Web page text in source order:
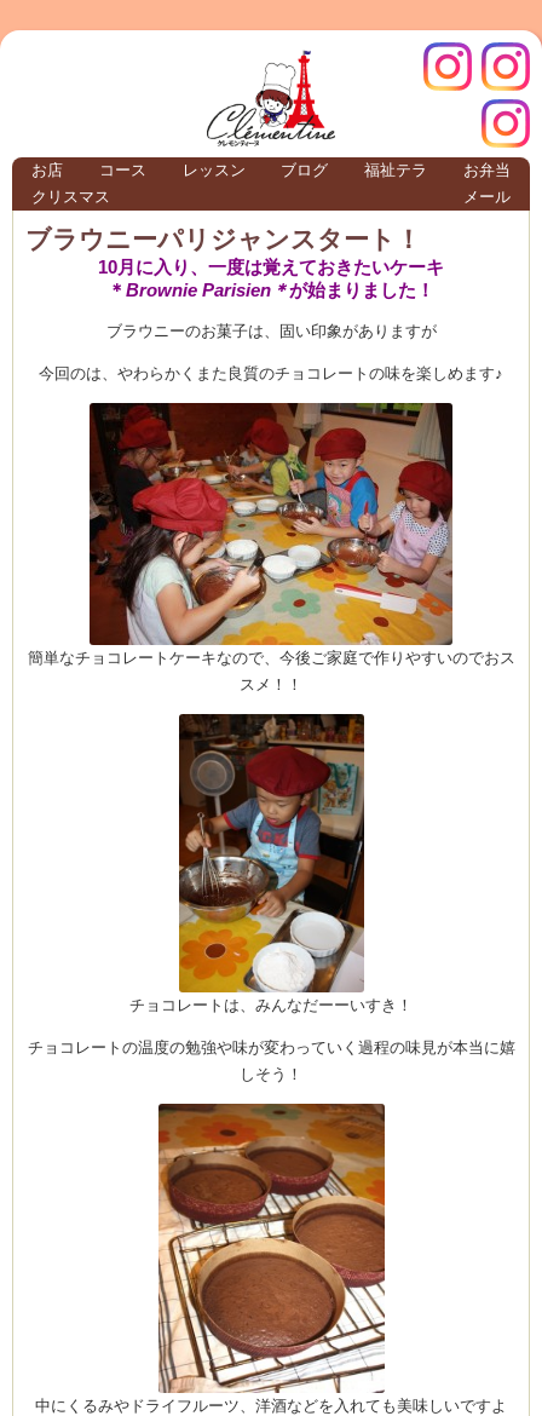
クレモンティーヌ – 新百合ヶ丘の料理教
室・テイクアウト Clémentine (produced
by CEDO)
お店 コース レッスン ブログ 福祉テラ
お弁当
クリスマス
メール
インス
ム
クレモ
ンティ
ーヌ
ブラウニーパリジャンスタート！
10月に入り、一度は覚えておきたいケーキ
＊ Brownie Parisien＊が始まりました！
ブラウニーのお菓子は、固い印象がありますが
今回のは、やわらかくまた良質のチョコレートの味を楽しめます♪
簡単なチョコレートケーキなので、今後ご家庭で作りやすいのでおス
スメ！！
チョコレートは、みんなだーーいすき！
チョコレートの温度の勉強や味が変わっていく過程の味見が本当に嬉
しそう！
中にくるみやドライフルーツ、洋酒などを入れても美味しいですよ